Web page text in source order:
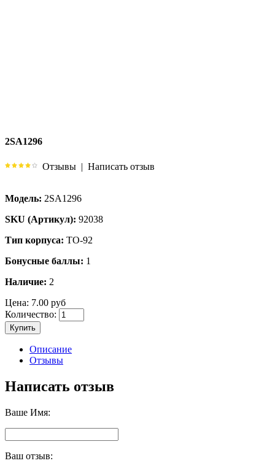
2SA1296
Отзывы | Написать отзыв
Модель: 2SA1296
SKU (Артикул): 92038
Тип корпуса: TO-92
Бонусные баллы: 1
Наличие: 2
Цена: 7.00 руб
Количество:
Купить
Описание
Отзывы
Написать отзыв
Ваше Имя:
Ваш отзыв: